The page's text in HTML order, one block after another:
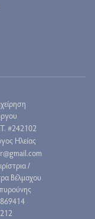
#242102
Ηλείας
/
Βέλμαχου